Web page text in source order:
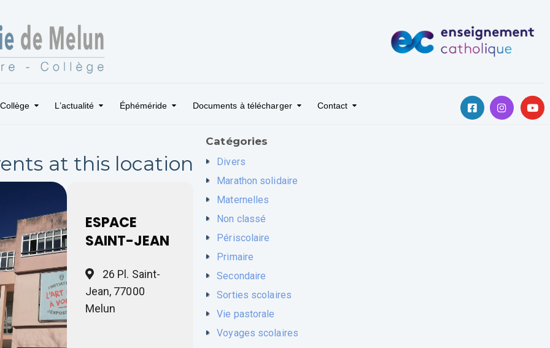
Collège L’actualité Éphéméride Documents à télécharger Contact
at this location
ESPACE
SAINT-JEAN
26 Pl. Saint-
Jean, 77000
Melun
Catégories
Divers
Marathon solidaire
Maternelles
Non classé
Périscolaire
Primaire
Secondaire
Sorties scolaires
Vie pastorale
Voyages scolaires